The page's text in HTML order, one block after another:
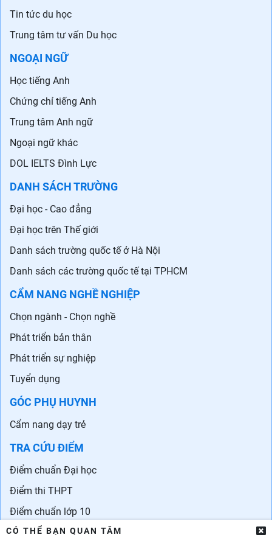
Tin tức du học
Trung tâm tư vấn Du học
NGOẠI NGỮ
Học tiếng Anh
Chứng chỉ tiếng Anh
Trung tâm Anh ngữ
Ngoại ngữ khác
DOL IELTS Đình Lực
DANH SÁCH TRƯỜNG
Đại học - Cao đẳng
Đại học trên Thế giới
Danh sách trường quốc tế ở Hà Nội
Danh sách các trường quốc tế tại TPHCM
CẨM NANG NGHỀ NGHIỆP
Chọn ngành - Chọn nghề
Phát triển bản thân
Phát triển sự nghiệp
Tuyển dụng
GÓC PHỤ HUYNH
Cẩm nang dạy trẻ
TRA CỨU ĐIỂM
Điểm chuẩn Đại học
Điểm thi THPT
Điểm chuẩn lớp 10
CÓ THỂ BẠN QUAN TÂM